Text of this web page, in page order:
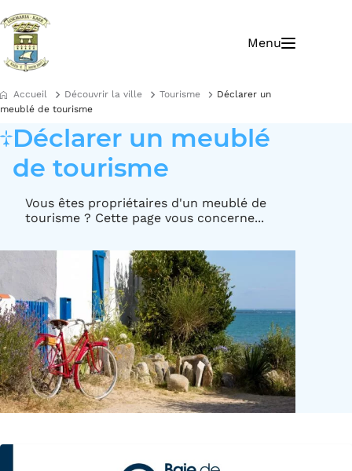
A
ll
r
l
a
n
a
i
a
ti
A
ll
r
u
c
o
n
e
u
Menu
Accueil Découvrir la ville Tourisme
Déclarer un
meublé de tourisme
Déclarer un meublé
de tourisme
Vous êtes propriétaires d'un meublé de
tourisme ? Cette page vous concerne...